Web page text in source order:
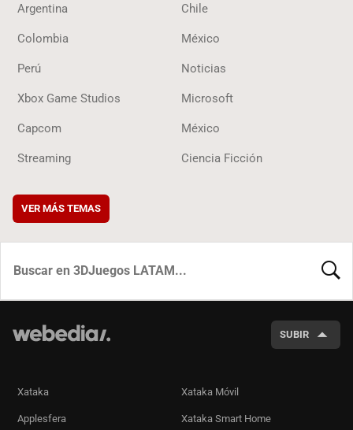
Argentina Chile
Colombia México
Perú Noticias
Xbox Game Studios Microsoft
Capcom México
Streaming Ciencia Ficción
VER MÁS TEMAS
SUBIR
Xataka Xataka Móvil
Applesfera Xataka Smart Home